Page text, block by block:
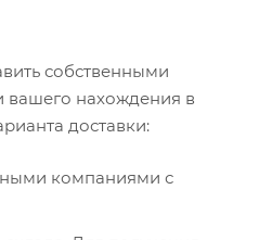
собственными
вашего нахождения в
доставки:
компаниями с